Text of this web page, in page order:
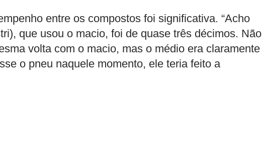
entre os compostos foi significativa. “Acho
que usou o macio, foi de quase três décimos. Não
volta com o macio, mas o médio era claramente
o pneu naquele momento, ele teria feito a